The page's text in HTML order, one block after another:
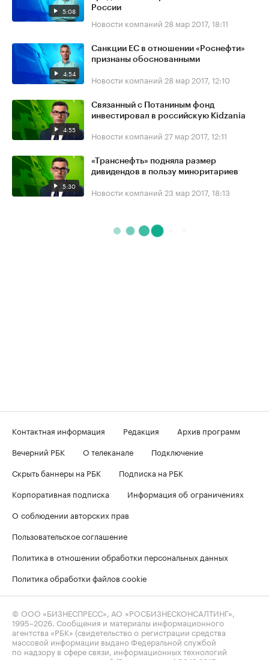
5:08
России
Новости компаний 28 мар 2017, 18:11
4:54
Санкции ЕС в отношении «Роснефти»
признаны обоснованными
Новости компаний 28 мар 2017, 12:10
4:55
Связанный с Потаниным фонд
инвестировал в российскую Kidzania
Новости компаний 27 мар 2017, 12:11
5:30
«Транснефть» подняла размер
дивидендов в пользу миноритариев
Новости компаний 23 мар 2017, 18:13
Контактная информация Редакция
Архив программ
Вечерний РБК
О телеканале
Подключение
Скрыть баннеры на РБК
Подписка на РБК
Корпоративная подписка
Информация об ограничениях
О соблюдении авторских прав
Пользовательское соглашение
Политика в отношении обработки персональных данных
Политика обработки файлов cookie
© ООО «БИЗНЕСПРЕСС», АО «РОСБИЗНЕСКОНСАЛТИНГ»,
1995–2026. Сообщения и материалы информационного
агентства «РБК» (свидетельство о регистрации средства
массовой информации выдано Федеральной службой
по надзору в сфере связи, информационных технологий